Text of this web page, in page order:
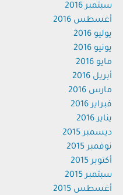
سبتمبر 2016
أغسطس 2016
يوليو 2016
يونيو 2016
مايو 2016
أبريل 2016
مارس 2016
فبراير 2016
يناير 2016
ديسمبر 2015
نوفمبر 2015
أكتوبر 2015
سبتمبر 2015
أغسطس 2015